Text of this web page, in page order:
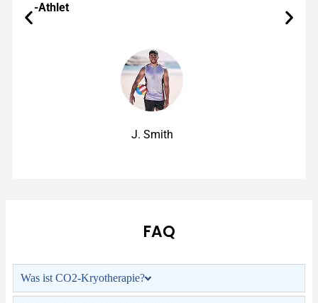
-Athlet
J. Smith
FAQ
Was ist CO2-Kryotherapie?